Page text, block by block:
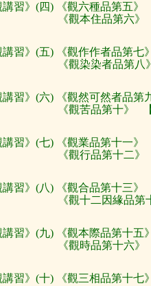
講習》(四) 《觀六種品第五
本住品第六》
講習》(五) 《觀作作者品第
染染者品第八
講習》(六) 《觀然可然者品
苦品第十》
講習》(七) 《觀業品第十一
行品第十二》
講習》(八) 《觀合品第十三
二因緣品第十
講習》(九) 《觀本際品第十
時品第十六》
講習》(十) 《觀三相品第十